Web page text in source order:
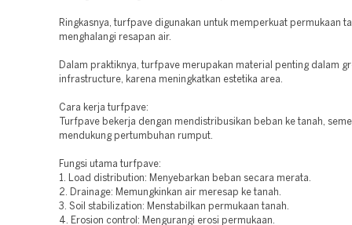
Ringkasnya, turfpave digunakan untuk memperkuat permukaan
menghalangi resapan air.
Dalam praktiknya, turfpave merupakan material penting dalam
infrastructure, karena meningkatkan estetika area.
Cara kerja turfpave:
Turfpave bekerja dengan mendistribusikan beban ke tanah,
mendukung pertumbuhan rumput.
Fungsi utama turfpave:
1. Load distribution: Menyebarkan beban secara merata.
2. Drainage: Memungkinkan air meresap ke tanah.
3. Soil stabilization: Menstabilkan permukaan tanah.
4. Erosion control: Mengurangi erosi permukaan.